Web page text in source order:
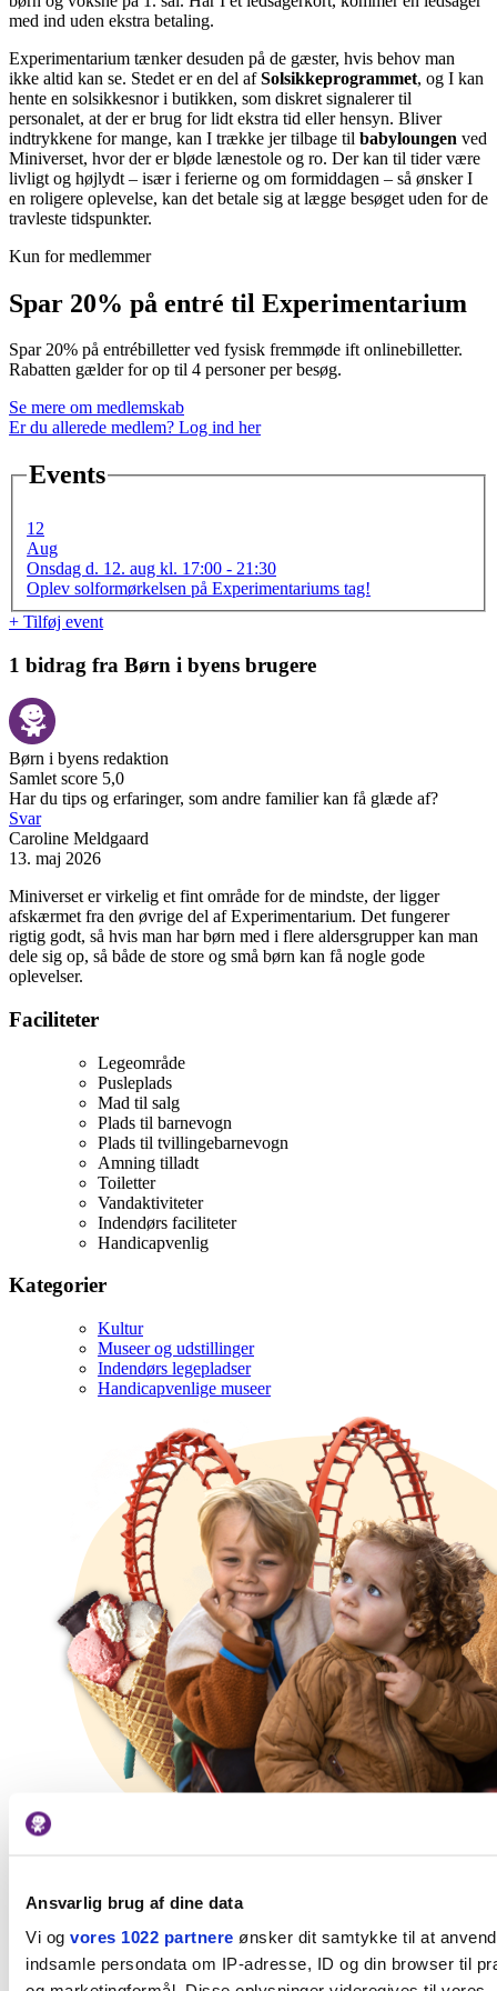
Ansvarlig brug af dine data
Vi og vores 1022 partnere ønsker dit samtykke til at
indsamle persondata om IP-adresse, ID og din browser til
med ind uden ekstra betaling.
Experimentarium tænker desuden på de gæster, hvis behov man
ikke altid kan se. Stedet er en del afSolsikkeprogrammet, og I kan
hente en solsikkesnor i butikken, som diskret signalerer til
personalet, at der er brug for lidt ekstra tid eller hensyn. Bliver
indtrykkene for mange, kan I trække jer tilbage til babyloungen ved
Miniverset, hvor der er bløde lænestole og ro. Der kan til tider være
livligt og højlydt – især i ferierne og om formiddagen – så ønsker I
en roligere oplevelse, kan det betale sig at lægge besøget uden for de
travleste tidspunkter.
Kun for medlemmer
Spar 20% på entré til Experimentarium
Spar 20% på entrébilletter ved fysisk fremmøde ift onlinebilletter.
Rabatten gælder for op til 4 personer per besøg.
Se mere om medlemskab
Er du allerede medlem? Log ind her
Events
12
Aug
Onsdag d. 12. aug kl. 17:00 - 21:30
Oplev solformørkelsen på Experimentariums tag!
+ Tilføj event
1 bidrag fra Børn i byens brugere
Børn i byens redaktion
Samlet score 5,0
Har du tips og erfaringer, som andre familier kan få glæde af?
Svar
Caroline Meldgaard
13. maj 2026
Miniverset er virkelig et fint område for de mindste, der ligger
afskærmet fra den øvrige del af Experimentarium. Det fungerer
rigtig godt, så hvis man har børn med i flere aldersgrupper kan man
dele sig op, så både de store og små børn kan få nogle gode
oplevelser.
Faciliteter
Legeområde
Pusleplads
Mad til salg
Plads til barnevogn
Plads til tvillingebarnevogn
Amning tilladt
Toiletter
Vandaktiviteter
Indendørs faciliteter
Handicapvenlig
Kategorier
Kultur
Museer og udstillinger
Indendørs legepladser
Handicapvenlige museer